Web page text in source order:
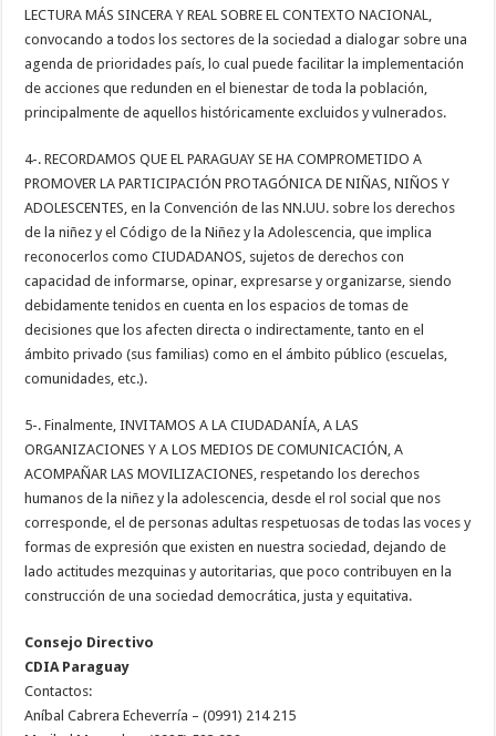
LECTURA MÁS SINCERA Y REAL SOBRE EL CONTEXTO NACIONAL,
convocando a todos los sectores de la sociedad a dialogar sobre una
agenda de prioridades país, lo cual puede facilitar la implementación
de acciones que redunden en el bienestar de toda la población,
principalmente de aquellos históricamente excluidos y vulnerados.
4-. RECORDAMOS QUE EL PARAGUAY SE HA COMPROMETIDO A
PROMOVER LA PARTICIPACIÓN PROTAGÓNICA DE NIÑAS, NIÑOS Y
ADOLESCENTES, en la Convención de las NN.UU. sobre los derechos
de la niñez y el Código de la Niñez y la Adolescencia, que implica
reconocerlos como CIUDADANOS, sujetos de derechos con
capacidad de informarse, opinar, expresarse y organizarse, siendo
debidamente tenidos en cuenta en los espacios de tomas de
decisiones que los afecten directa o indirectamente, tanto en el
ámbito privado (sus familias) como en el ámbito público (escuelas,
comunidades, etc.).
5-. Finalmente, INVITAMOS A LA CIUDADANÍA, A LAS
ORGANIZACIONES Y A LOS MEDIOS DE COMUNICACIÓN, A
ACOMPAÑAR LAS MOVILIZACIONES, respetando los derechos
humanos de la niñez y la adolescencia, desde el rol social que nos
corresponde, el de personas adultas respetuosas de todas las voces y
formas de expresión que existen en nuestra sociedad, dejando de
lado actitudes mezquinas y autoritarias, que poco contribuyen en la
construcción de una sociedad democrática, justa y equitativa.
Consejo Directivo
CDIA Paraguay
Contactos:
Aníbal Cabrera Echeverría – (0991) 214 215